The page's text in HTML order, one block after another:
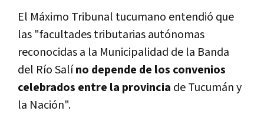
El Máximo Tribunal tucumano entendió que
las "facultades tributarias autónomas
reconocidas a la Municipalidad de la Banda
del Río Salíno depende de los convenios
celebrados entre la provincia de Tucumán y
la Nación".